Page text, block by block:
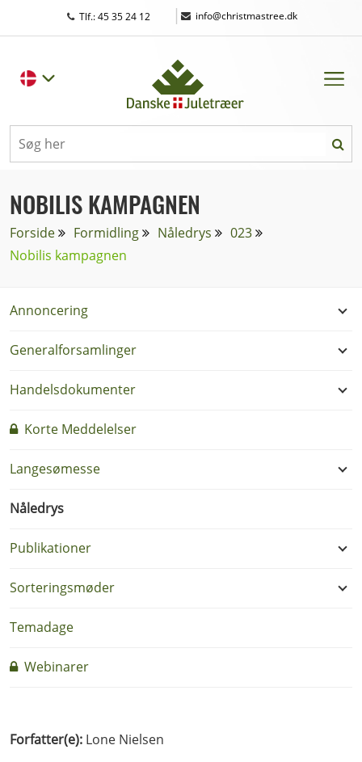
Tlf.: 45 35 24 12 | info@christmastree.dk
NOBILIS KAMPAGNEN
Forside Formidling Nåledrys
023
Nobilis kampagnen
Annoncering
Generalforsamlinger
Handelsdokumenter
Korte Meddelelser
Langesømesse
Nåledrys
Publikationer
Sorteringsmøder
Temadage
Webinarer
Forfatter(e): Lone Nielsen